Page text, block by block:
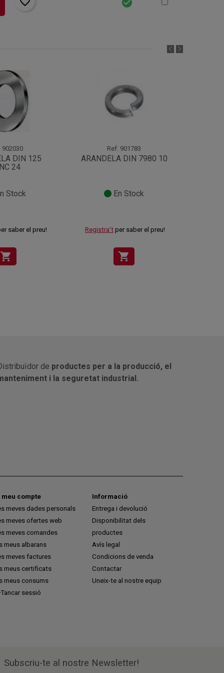
check_circle
902030
DIN 125
24
Stock
saber el preu!
shopping_cart
Ref. 901783
ARANDELA DIN 7980 10
En Stock
Registra't per saber el preu!
shopping_cart
de productes per a la producció, el
i la seguretat industrial.
meu compte
meves dades personals
meves ofertes web
meves comandes
meus albarans
meves factures
meus certificats
meus consums
Tancar sessió
Informació
Entrega i devolució
Disponibilitat dels
productes
Avís legal
Condicions de venda
Contactar
Uneix-te al nostre equip
Subscriu-te al nostre Newsletter!